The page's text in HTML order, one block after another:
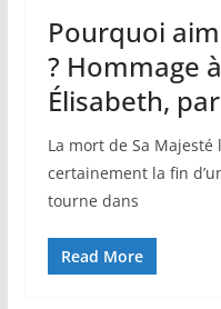
Pourquoi
? Hommage
Élisabeth,
La mort de Sa
certainement la fin
tourne dans
Read More